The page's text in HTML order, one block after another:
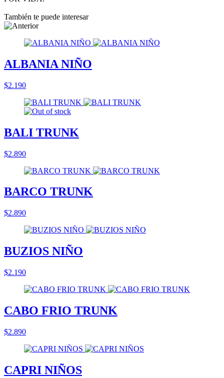
También te puede interesar
ALBANIA NIÑO
$2.190
BALI TRUNK
$2.890
BARCO TRUNK
$2.890
BUZIOS NIÑO
$2.190
CABO FRIO TRUNK
$2.890
CAPRI NIÑOS